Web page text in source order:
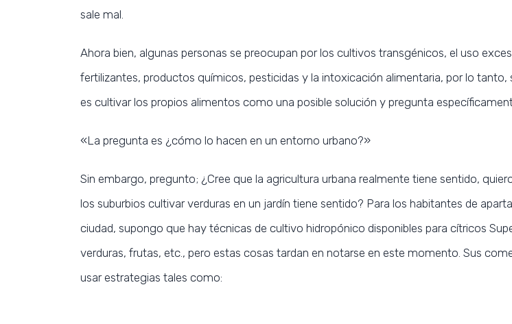
sale mal.
Ahora bien, algunas personas se preocupan por los cultivos transgénicos, el uso
fertilizantes, productos químicos, pesticidas y la intoxicación alimentaria, por lo tanto,
es cultivar los propios alimentos como una posible solución y pregunta
«La pregunta es ¿cómo lo hacen en un entorno urbano?»
Sin embargo, pregunto; ¿Cree que la agricultura urbana realmente tiene sentido,
los suburbios cultivar verduras en un jardín tiene sentido? Para los habitantes de
ciudad, supongo que hay técnicas de cultivo hidropónico disponibles para cítricos
verduras, frutas, etc., pero estas cosas tardan en notarse en este momento. Sus
usar estrategias tales como: